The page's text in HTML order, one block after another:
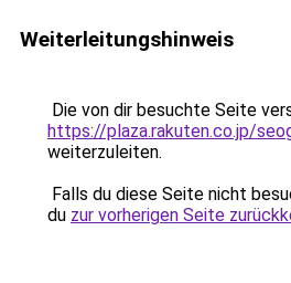
Weiterleitungshinweis
Die von dir besuchte Seite
https://plaza.rakuten.co.jp/
weiterzuleiten.
Falls du diese Seite nicht
du zur vorherigen Seite